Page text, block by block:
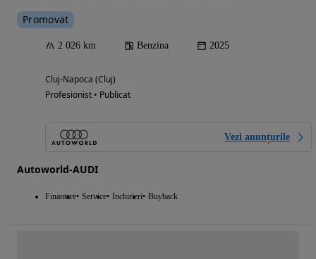
Promovat
2 026 km Benzina 2025
Cluj-Napoca (Cluj)
Profesionist • Publicat
Vezi anunțurile
Autoworld-AUDI
Finantare Service Inchirieri Buyback